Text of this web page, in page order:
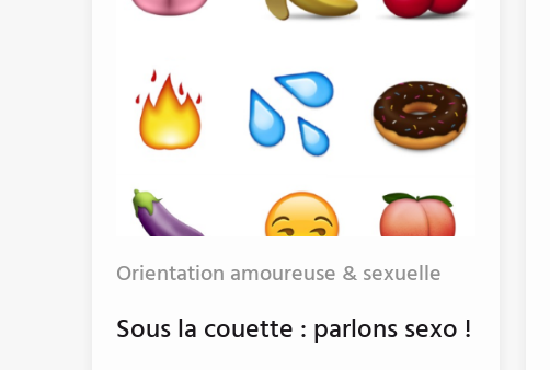
Orientation amoureuse & sexuelle
Sous la couette : parlons sexo !